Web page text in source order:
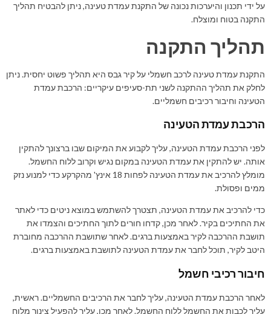
על ידי תכנון והיערכות נכונה של התקנת עמדת טעינה, ניתן להבטיח תהליך
התקנה בטוח ומוצלח.
תהליך התקנה
התקנת עמדת טעינה לרכב חשמלי על קיר גבס היא תהליך פשוט יחסית. ניתן
לחלק את תהליך ההתקנה לשני תת-סעיפים עיקריים: הרכבת עמדת
הטעינה וחיבור רכיבים חשמליים.
הרכבת עמדת הטעינה
לפני הרכבת עמדת הטעינה, עליך לקבוע את המיקום שבו ברצונך להתקין
אותה. יש להתקין את עמדת הטעינה במקום נגיש וקרוב ללוח החשמל.
מומלץ להרכיב את עמדת הטעינה לפחות 18 אינץ' מהקרקע כדי למנוע נזק
ממים ופסולת.
כדי להרכיב את עמדת הטעינה, תצטרך להשתמש במוצא ניטים כדי לאתר
את החתיכים בקיר. לאחר מכן, קדחו חורים לתוך החתיכים והצמדו את
תושבת ההרכבה לקיר באמצעות ברגים. לאחר שתושבת ההרכבה מחוברת
היטב לקיר, תוכל לחבר את עמדת הטעינה לתושבת באמצעות ברגים.
חיבור רכיבי חשמל
לאחר הרכבת עמדת הטעינה, עליך לחבר את הרכיבים החשמליים. ראשית,
עליך לכבות את החשמל ללוח החשמל. לאחר מכן, עליך להפעיל צינור מלוח